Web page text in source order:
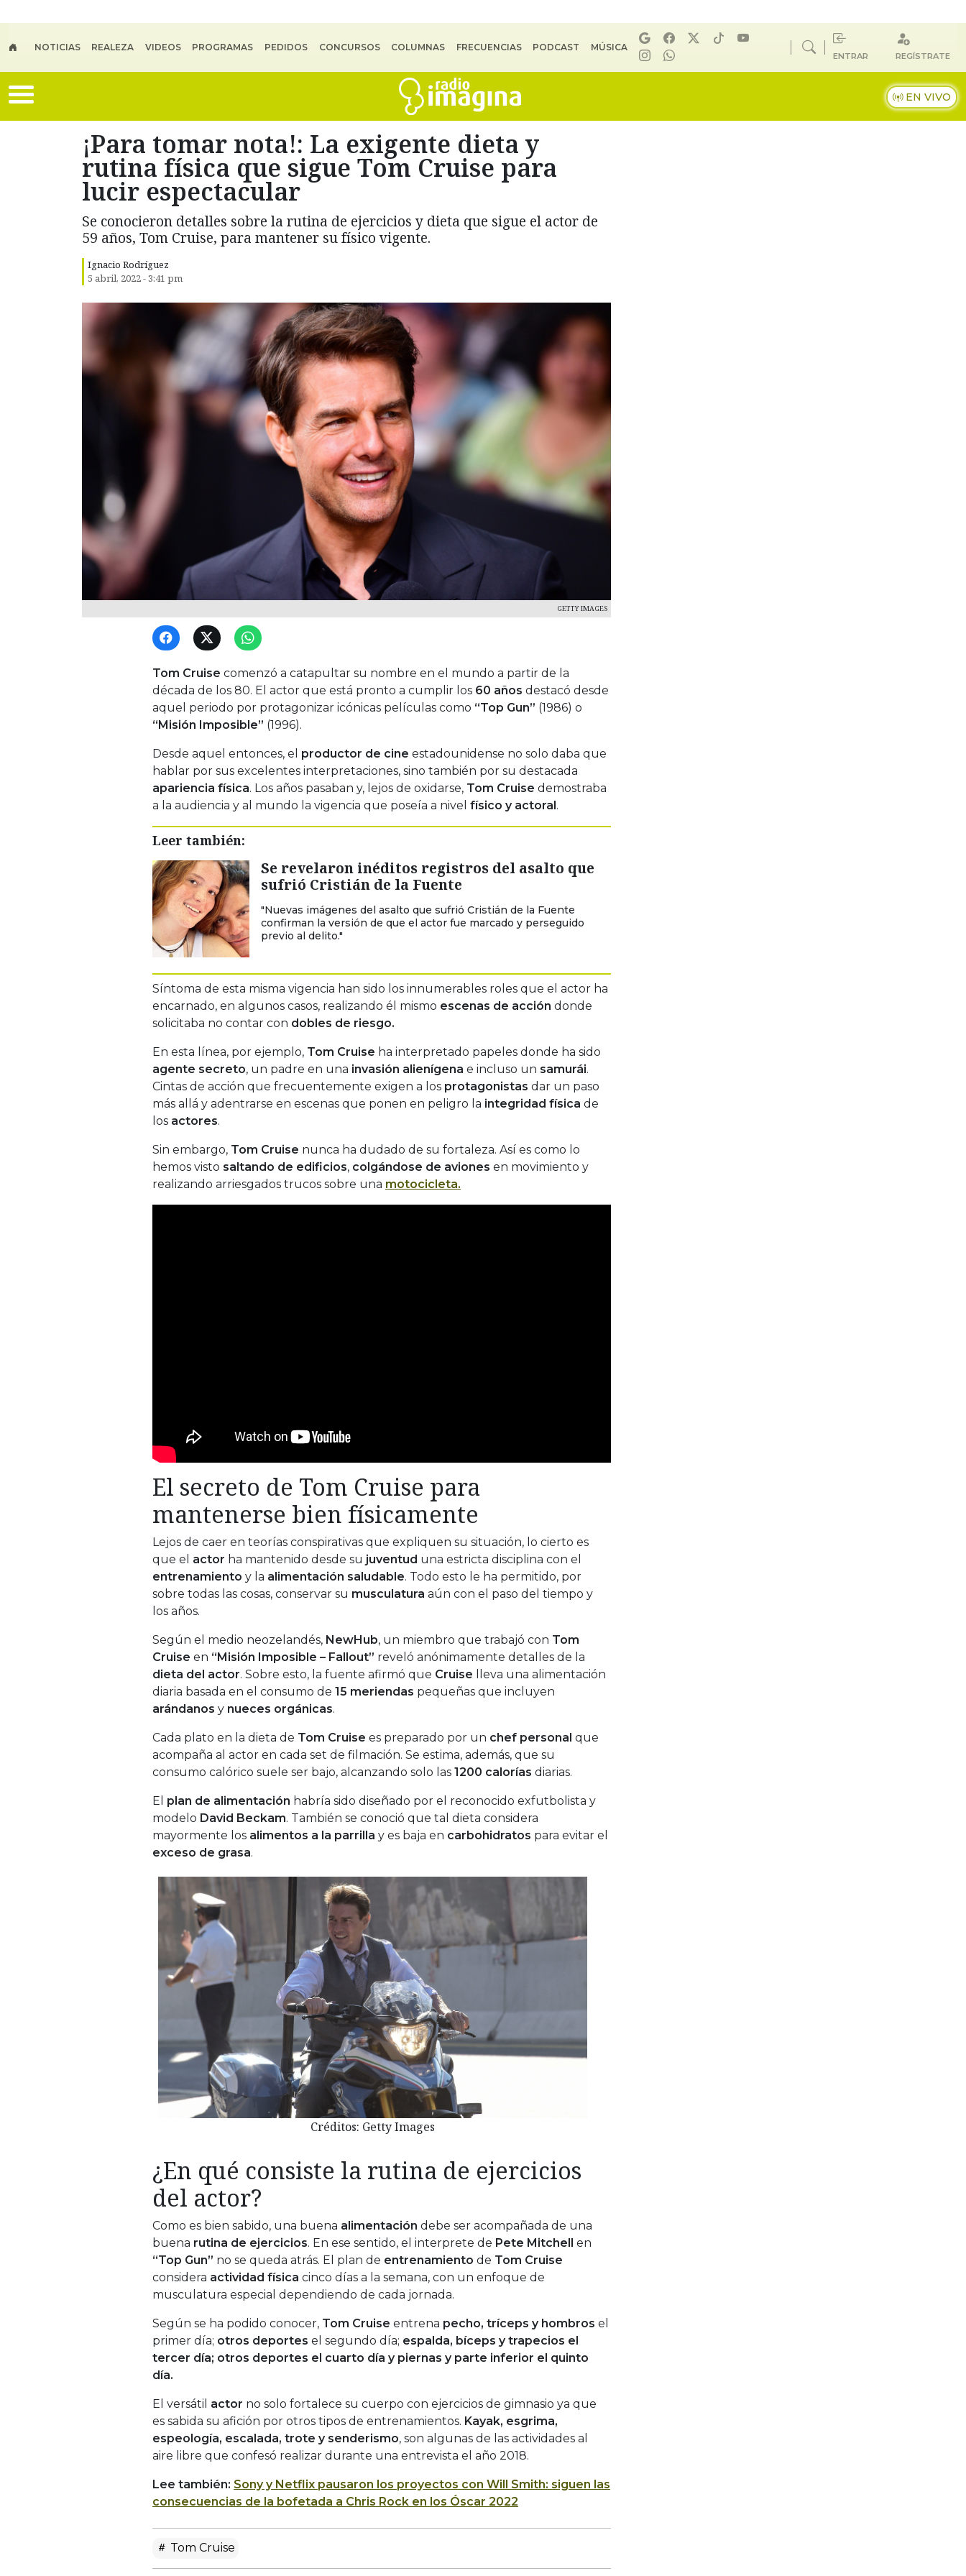
NOTICIAS REALEZA VIDEOS PROGRAMAS PEDIDOS CONCURSOS COLUMNAS FRECUENCIAS PODCAST MÚSICA
ENTRAR REGÍSTRATE
EN VIVO
¡Para tomar nota!: La exigente dieta y
rutina física que sigue Tom Cruise para
lucir espectacular
Se conocieron detalles sobre la rutina de ejercicios y dieta que sigue el actor de
59 años, Tom Cruise, para mantener su físico vigente.
Ignacio Rodríguez
5 abril, 2022 - 3:41 pm
GETTY IMAGES
Tom Cruise comenzó a catapultar su nombre en el mundo a partir de la
década de los 80. El actor que está pronto a cumplir los 60 años destacó desde
aquel periodo por protagonizar icónicas películas como “Top Gun” (1986) o
“Misión Imposible” (1996).
Desde aquel entonces, el productor de cine estadounidense no solo daba que
hablar por sus excelentes interpretaciones, sino también por su destacada
apariencia física. Los años pasaban y, lejos de oxidarse, Tom Cruise demostraba
a la audiencia y al mundo la vigencia que poseía a nivel físico y actoral.
Leer también:
Se revelaron inéditos registros del asalto que
sufrió Cristián de la Fuente
"Nuevas imágenes del asalto que sufrió Cristián de la Fuente
confirman la versión de que el actor fue marcado y perseguido
previo al delito."
Síntoma de esta misma vigencia han sido los innumerables roles que el actor ha
encarnado, en algunos casos, realizando él mismo escenas de acción donde
solicitaba no contar con dobles de riesgo.
En esta línea, por ejemplo, Tom Cruise ha interpretado papeles donde ha sido
agente secreto, un padre en una invasión alienígena e incluso un samurái.
Cintas de acción que frecuentemente exigen a los protagonistas dar un paso
más allá y adentrarse en escenas que ponen en peligro la integridad física de
los actores.
Sin embargo, Tom Cruise nunca ha dudado de su fortaleza. Así es como lo
hemos visto saltando de edificios, colgándose de aviones en movimiento y
realizando arriesgados trucos sobre una motocicleta.
El secreto de Tom Cruise para
mantenerse bien físicamente
Lejos de caer en teorías conspirativas que expliquen su situación, lo cierto es
que el actor ha mantenido desde su juventud una estricta disciplina con el
entrenamiento y la alimentación saludable. Todo esto le ha permitido, por
sobre todas las cosas, conservar su musculatura aún con el paso del tiempo y
los años.
Según el medio neozelandés, NewHub, un miembro que trabajó con Tom
Cruise en “Misión Imposible – Fallout” reveló anónimamente detalles de la
dieta del actor. Sobre esto, la fuente afirmó que Cruise lleva una alimentación
diaria basada en el consumo de 15 meriendas pequeñas que incluyen
arándanos y nueces orgánicas.
Cada plato en la dieta de Tom Cruise es preparado por un chef personal que
acompaña al actor en cada set de filmación. Se estima, además, que su
consumo calórico suele ser bajo, alcanzando solo las 1200 calorías diarias.
El plan de alimentación habría sido diseñado por el reconocido exfutbolista y
modelo David Beckam. También se conoció que tal dieta considera
mayormente los alimentos a la parrilla y es baja en carbohidratos para evitar el
exceso de grasa.
Créditos: Getty Images
¿En qué consiste la rutina de ejercicios
del actor?
Como es bien sabido, una buena alimentación debe ser acompañada de una
buena rutina de ejercicios. En ese sentido, el interprete de Pete Mitchell
en
“Top Gun” no se queda atrás. El plan de entrenamiento de Tom Cruise
considera actividad física cinco días a la semana, con un enfoque de
musculatura especial dependiendo de cada jornada.
Según se ha podido conocer, Tom Cruise entrena pecho, tríceps y hombros el
primer día; otros deportes el segundo día; espalda, bíceps y trapecios el
tercer día; otros deportes el cuarto día y piernas y parte inferior el quinto
día.
El versátil actor no solo fortalece su cuerpo con ejercicios de gimnasio ya que
es sabida su afición por otros tipos de entrenamientos. Kayak, esgrima,
espeología, escalada, trote y senderismo, son algunas de las actividades al
aire libre que confesó realizar durante una entrevista el año 2018.
Lee también: Sony y Netflix pausaron los proyectos con Will Smith: siguen las
consecuencias de la bofetada a Chris Rock en los Óscar 2022
Tom Cruise